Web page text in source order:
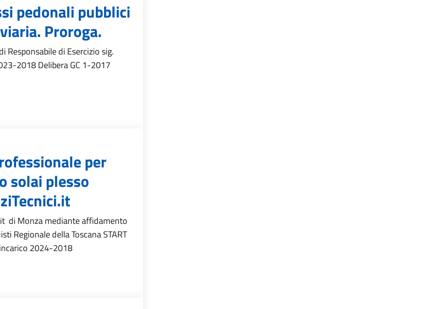
pedonali pubblici
Proroga.
Responsabile di Esercizio sig.
2018 Delibera GC 1-2017
per
solai plesso
di Monza mediante affidamento
Regionale della Toscana START
2024-2018